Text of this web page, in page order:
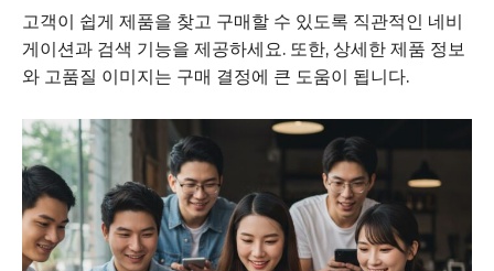
고객이 쉽게 제품을 찾고 구매할 수 있도록 직관적인 네비
게이션과 검색 기능을 제공하세요. 또한, 상세한 제품 정보
와 고품질 이미지는 구매 결정에 큰 도움이 됩니다.